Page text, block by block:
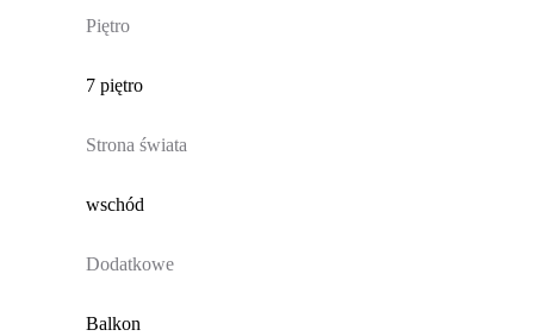
Piętro
7 piętro
Strona świata
wschód
Dodatkowe
Balkon